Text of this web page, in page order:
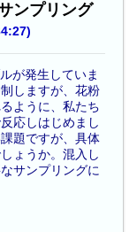
ンプリング
が発生していま
しますが、花粉
ように、私たち
応しはじめまし
題ですが、具体
ょうか。混入し
サンプリングに